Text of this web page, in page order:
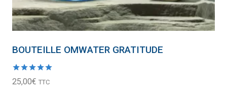
BOUTEILLE OMWATER GRATITUDE
Note
5.00
25,00€ TTC